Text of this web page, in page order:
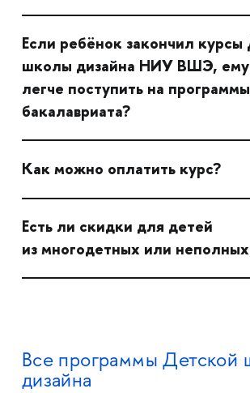
Если ребёнок закончил
школы дизайна НИУ ВШЭ, ему
легче поступить на программы
бакалавриата?
Как можно оплатить курс?
Есть ли скидки для детей
из многодетных или
Все программы Детской
дизайна